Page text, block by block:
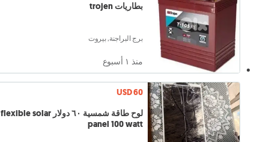
بطاريات trojen
برج البراجنة, بيروت
منذ ١ أسبوع
USD 60
لوح طاقة شمسية ٦٠ دولار flexible solar
panel 100 watt